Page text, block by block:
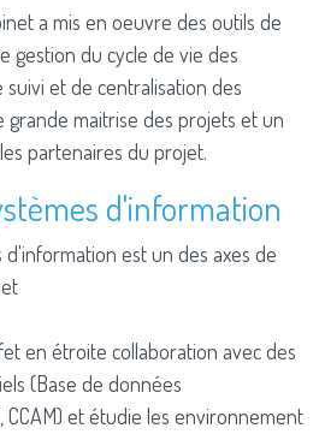
a mis en oeuvre des outils de
gestion du cycle de vie des
suivi et de centralisation des
maitrise des projets et un
partenaires du projet.
d'information
est un des axes de
en étroite collaboration avec des
(Base de données
CCAM) et étudie les environnement